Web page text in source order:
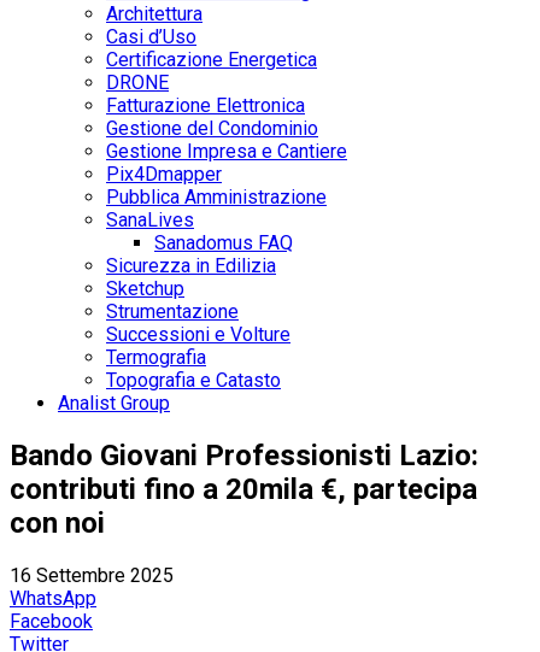
Architettura
Casi d’Uso
Certificazione Energetica
DRONE
Fatturazione Elettronica
Gestione del Condominio
Gestione Impresa e Cantiere
Pix4Dmapper
Pubblica Amministrazione
SanaLives
Sanadomus FAQ
Sicurezza in Edilizia
Sketchup
Strumentazione
Successioni e Volture
Termografia
Topografia e Catasto
Analist Group
Bando Giovani Professionisti Lazio:
contributi fino a 20mila €, partecipa
con noi
16 Settembre 2025
WhatsApp
Facebook
Twitter